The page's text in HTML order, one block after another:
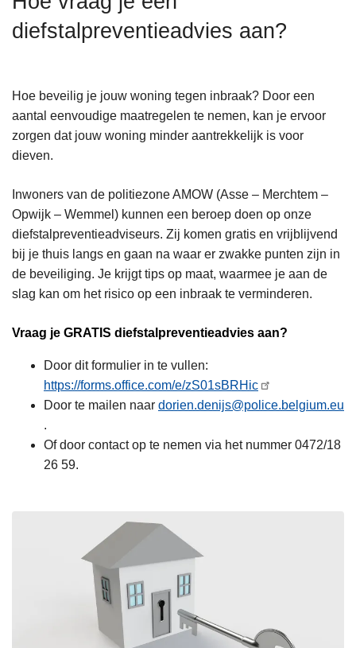
diefstalpreventieadvies aan?
Hoe beveilig je jouw woning tegen inbraak? Door een
aantal eenvoudige maatregelen te nemen, kan je ervoor
zorgen dat jouw woning minder aantrekkelijk is voor
dieven.
Inwoners van de politiezone AMOW (Asse – Merchtem –
Opwijk – Wemmel) kunnen een beroep doen op onze
diefstalpreventieadviseurs. Zij komen gratis en vrijblijvend
bij je thuis langs en gaan na waar er zwakke punten zijn in
de beveiliging. Je krijgt tips op maat, waarmee je aan de
slag kan om het risico op een inbraak te verminderen.
Vraag je GRATIS diefstalpreventieadvies aan?
Door dit formulier in te vullen:
https://forms.office.com/e/zS01sBRHic
Door te mailen naar dorien.denijs@police.belgium.eu
.
Of door contact op te nemen via het nummer 0472/18
26 59.